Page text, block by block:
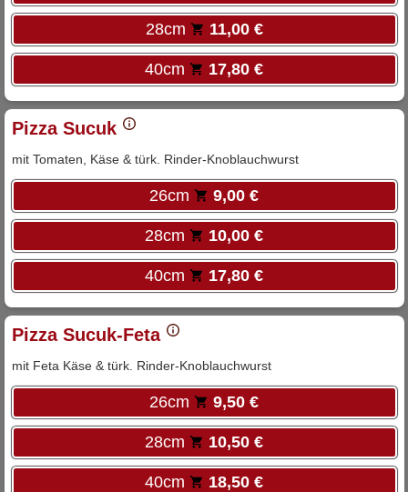
28cm 11,00 €
40cm 17,80 €
Pizza Sucuk
mit Tomaten, Käse & türk. Rinder-Knoblauchwurst
26cm 9,00 €
28cm 10,00 €
40cm 17,80 €
Pizza Sucuk-Feta
mit Feta Käse & türk. Rinder-Knoblauchwurst
26cm 9,50 €
28cm 10,50 €
40cm 18,50 €